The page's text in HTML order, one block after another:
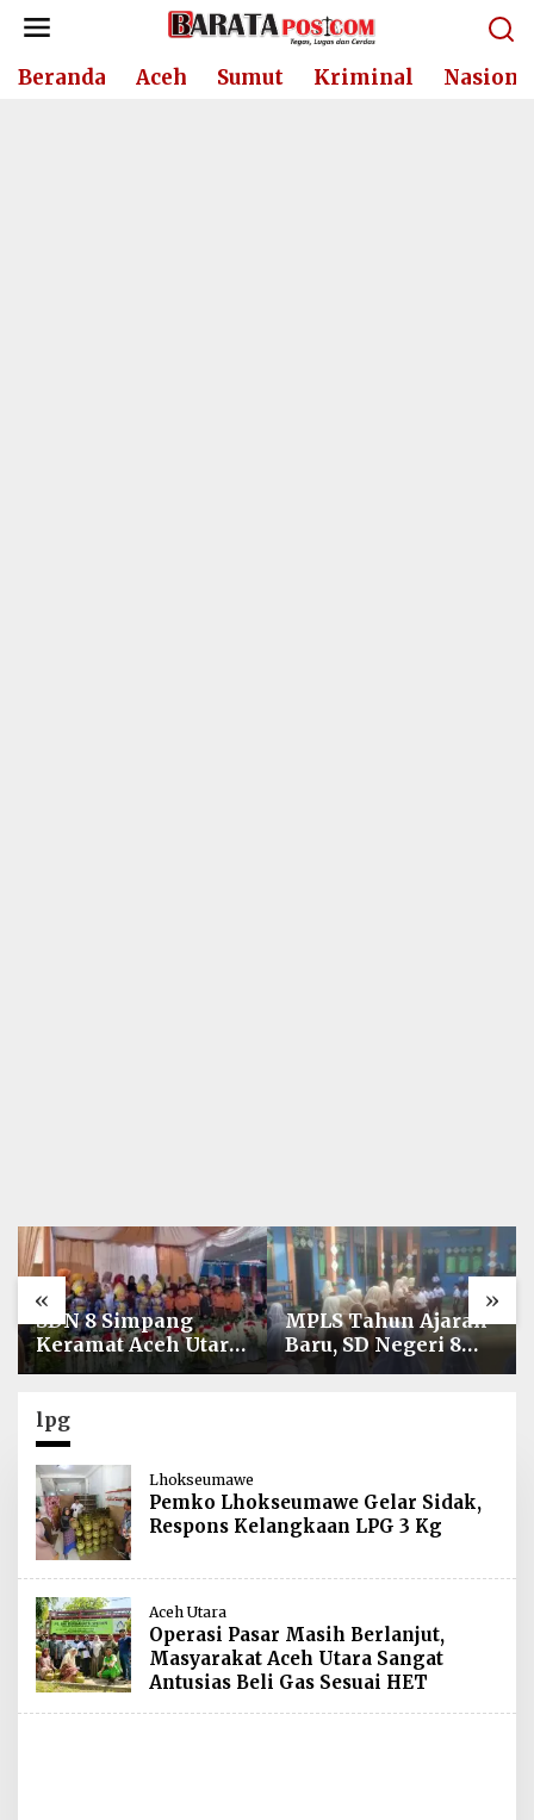
Lewati
konten
Beranda Aceh Sumut Kriminal
« »
SDN 8 Simpang
Keramat Aceh Utara
Gelar Penutupan
Ajaran 2026/2027
MPLS Tahun Ajaran
Baru, SD Negeri 8
Simpang Keuramat
lpg
Lhokseumawe
Pemko Lhokseumawe Gelar Sidak,
Respons Kelangkaan LPG 3 Kg
Aceh Utara
Operasi Pasar Masih Berlanjut,
Masyarakat Aceh Utara Sangat
Antusias Beli Gas Sesuai HET